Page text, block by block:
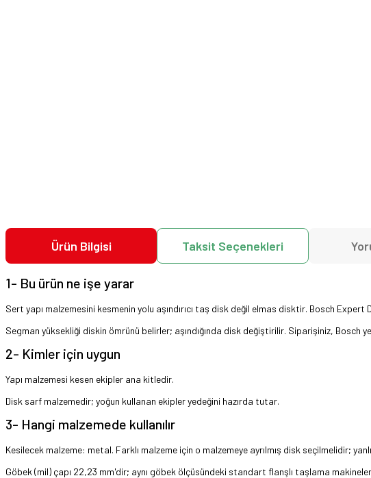
Ürün Bilgisi Taksit Seçenekleri
1- Bu ürün ne işe yarar
Sert yapı malzemesini kesmenin yolu aşındırıcı taş disk değil elmas disktir. Bosch
Segman yüksekliği diskin ömrünü belirler; aşındığında disk değiştirilir. Siparişiniz,
2- Kimler için uygun
Yapı malzemesi kesen ekipler ana kitledir.
Disk sarf malzemedir; yoğun kullanan ekipler yedeğini hazırda tutar.
3- Hangi malzemede kullanılır
Kesilecek malzeme: metal. Farklı malzeme için o malzemeye ayrılmış disk seçilmelidir;
Göbek (mil) çapı 22,23 mm'dir; aynı göbek ölçüsündeki standart flanşlı taşlama